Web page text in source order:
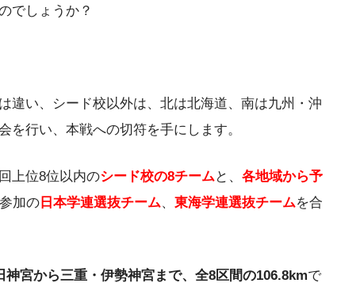
でしょうか？
違い、シード校以外は、北は北海道、南は九州・沖
を行い、本戦への切符を手にします。
上位8位以内のシード校の8チームと、 各地域から予
加の 日本学連選抜チーム、 東海学連選抜チームを合
神宮から三重・伊勢神宮まで、全8区間の106.8kmで